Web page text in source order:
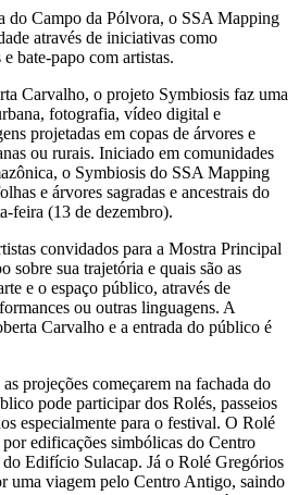
do Campo da Pólvora, o SSA Mapping
através de iniciativas como
bate-papo com artistas.
Carvalho, o projeto Symbiosis faz uma
fotografia, vídeo digital e
projetadas em copas de árvores e
ou rurais. Iniciado em comunidades
o Symbiosis do SSA Mapping
e árvores sagradas e ancestrais do
feira (13 de dezembro).
convidados para a Mostra Principal
sobre sua trajetória e quais são as
e o espaço público, através de
ou outras linguagens. A
Carvalho e a entrada do público é
projeções começarem na fachada do
pode participar dos Rolés, passeios
especialmente para o festival. O Rolé
edificações simbólicas do Centro
Edifício Sulacap. Já o Rolé Gregórios
uma viagem pelo Centro Antigo, saindo